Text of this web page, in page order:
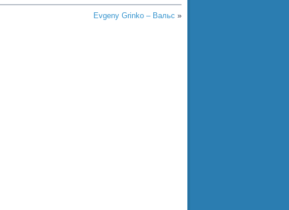
Evgeny Grinko – Вальс »